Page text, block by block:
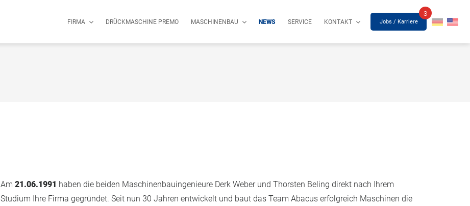
FIRMA DRÜCKMASCHINE PREMO MASCHINENBAU NEWS SERVICE KONTAKT Jobs / Karriere
3
Am 21.06.1991 haben die beiden Maschinenbauingenieure Derk Weber und Thorsten Beling direkt nach Ihrem
Studium Ihre Firma gegründet. Seit nun 30 Jahren entwickelt und baut das Team Abacus erfolgreich Maschinen die